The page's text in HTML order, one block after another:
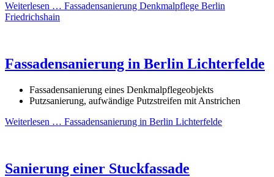
Weiterlesen … Fassadensanierung Denkmalpflege Berlin
Friedrichshain
Fassadensanierung in Berlin Lichterfelde
Fassadensanierung eines Denkmalpflegeobjekts
Putzsanierung, aufwändige Putzstreifen mit Anstrichen
Weiterlesen … Fassadensanierung in Berlin Lichterfelde
Sanierung einer Stuckfassade